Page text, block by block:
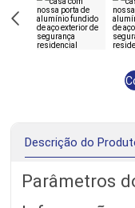
Descrição do
Parâmetros